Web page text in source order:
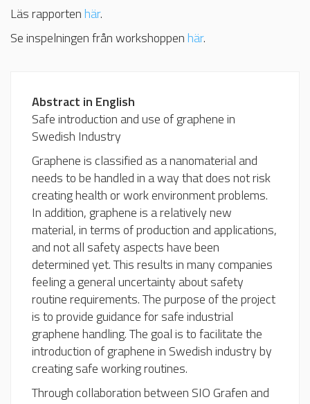
Läs rapportenhär.
Se inspelningen från workshoppenhär.
Abstract in English
Safe introduction and use of graphene in
Swedish Industry
Graphene is classified as a nanomaterial and
needs to be handled in a way that does not risk
creating health or work environment problems.
In addition, graphene is a relatively new
material, in terms of production and applications,
and not all safety aspects have been
determined yet. This results in many companies
feeling a general uncertainty about safety
routine requirements. The purpose of the project
is to provide guidance for safe industrial
graphene handling. The goal is to facilitate the
introduction of graphene in Swedish industry by
creating safe working routines.
Through collaboration between SIO Grafen and